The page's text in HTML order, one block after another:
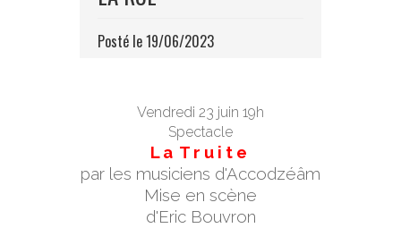
Posté le 19/06/2023
Vendredi 23 juin 19h
Spectacle
L a T r u i t e
par les musiciens d'Accodzéâm
Mise en scène
d'Eric Bouvron